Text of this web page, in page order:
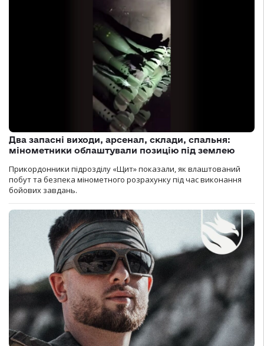
Два запасні виходи, арсенал, склади, спальня:
мінометники облаштували позицію під землею
Прикордонники підрозділу «Щит» показали, як влаштований
побут та безпека мінометного розрахунку під час виконання
бойових завдань.